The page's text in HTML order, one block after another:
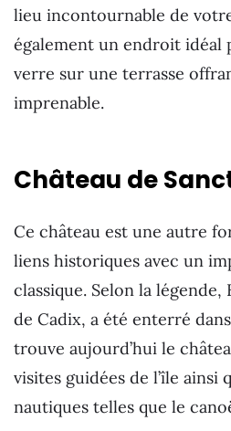
lieu incontournable de
également un endroit idéal
verre sur une terrasse
imprenable.
Château de
Ce château est une autre
liens historiques avec un
classique. Selon la
de Cadix, a été enterré
trouve aujourd’hui le
visites guidées de l’île ainsi
nautiques telles que le